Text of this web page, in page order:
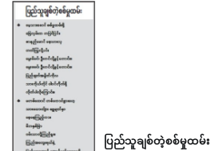
ပြည်သူချစ်တဲ့စစ်မှုထမ်း